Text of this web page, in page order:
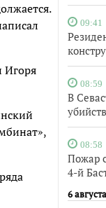
09:41
08:59
В
08:58
Пожар
4-й
6
Игоря